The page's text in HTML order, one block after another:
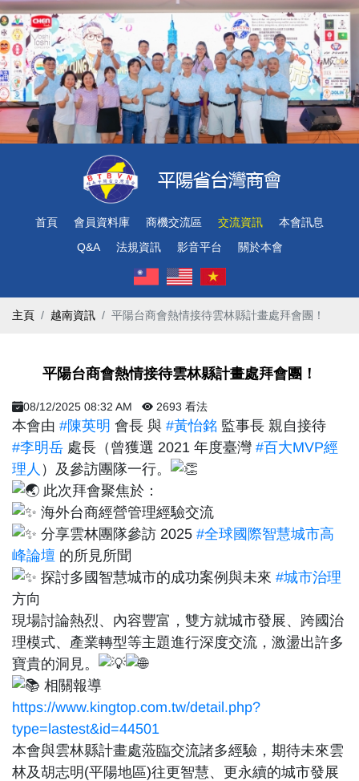
首頁 會員資料庫 商機交流區 交流資訊
本會訊息
Q&A
法規資訊 影音平台 關於本會
主頁 越南資訊 平陽台商會熱情接待雲林縣計畫處拜會團！
平陽台商會熱情接待雲林縣計畫處拜會團！
08/12/2025 08:32 AM 2693 看法
本會由 #陳英明 會長 與 #黃怡銘 監事長 親自接待
#李明岳 處長（曾獲選 2021 年度臺灣 #百大MVP經
理人 ）及參訪團隊一行。
此次拜會聚焦於：
海外台商經營管理經驗交流
分享雲林團隊參訪 2025 #全球國際智慧城市高
峰論壇 的所見所聞
探討多國智慧城市的成功案例與未來 #城市治理
方向
現場討論熱烈、內容豐富，雙方就城市發展、跨國治
理模式、產業轉型等主題進行深度交流，激盪出許多
寶貴的洞見。
相關報導
https://www.kingtop.com.tw/detail.php?
type=lastest&id=44501
本會與雲林縣計畫處蒞臨交流諸多經驗，期待未來雲
林及胡志明(平陽地區)往更智慧、更永續的城市發展